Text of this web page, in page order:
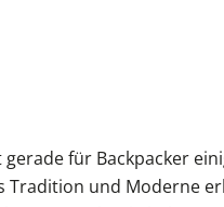
für Backpacker
Tradition und Moderne